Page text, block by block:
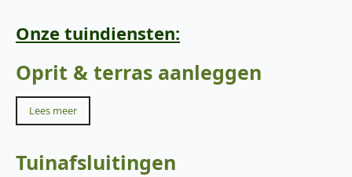
Onze tuindiensten:
Oprit & terras aanleggen
Lees meer
Tuinafsluitingen